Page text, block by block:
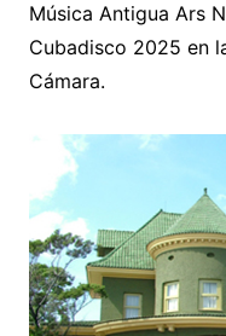
Música Antigua Ars
Cubadisco 2025 en
Cámara.